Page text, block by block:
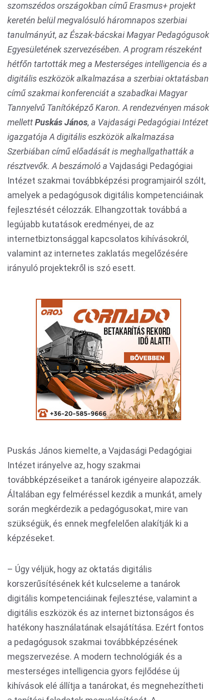
szomszédos országokban című Erasmus+ projekt
keretén belül megvalósuló háromnapos szerbiai
tanulmányút, az Észak-bácskai Magyar Pedagógusok
Egyesületének szervezésében. A program részeként
hétfőn tartották meg a Mesterséges intelligencia és a
digitális eszközök alkalmazása a szerbiai oktatásban
című szakmai konferenciát a szabadkai Magyar
Tannyelvű Tanítóképző Karon. A rendezvényen mások
mellettPuskás János, a Vajdasági Pedagógiai Intézet
igazgatója A digitális eszközök alkalmazása
Szerbiában című előadását is meghallgathatták a
résztvevők. A beszámoló a Vajdasági Pedagógiai
Intézet szakmai továbbképzési programjairól szólt,
amelyek a pedagógusok digitális kompetenciáinak
fejlesztését célozzák. Elhangzottak továbbá a
legújabb kutatások eredményei, de az
internetbiztonsággal kapcsolatos kihívásokról,
valamint az internetes zaklatás megelőzésére
irányuló projektekről is szó esett.
Puskás János kiemelte, a Vajdasági Pedagógiai
Intézet irányelve az, hogy szakmai
továbbképzéseiket a tanárok igényeire alapozzák.
Általában egy felméréssel kezdik a munkát, amely
során megkérdezik a pedagógusokat, mire van
szükségük, és ennek megfelelően alakítják ki a
képzéseket.
– Úgy véljük, hogy az oktatás digitális
korszerűsítésének két kulcseleme a tanárok
digitális kompetenciáinak fejlesztése, valamint a
digitális eszközök és az internet biztonságos és
hatékony használatának elsajátítása. Ezért fontos
a pedagógusok szakmai továbbképzésének
megszervezése. A modern technológiák és a
mesterséges intelligencia gyors fejlődése új
kihívások elé állítja a tanárokat, és megnehezítheti